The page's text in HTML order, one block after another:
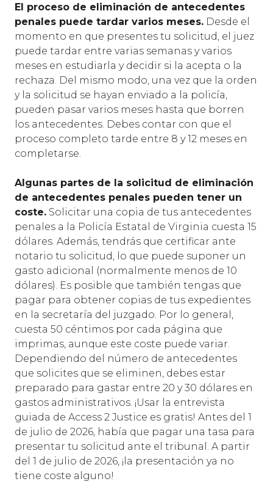
El proceso de eliminación de antecedentes
penales puede tardar varios meses. Desde el
momento en que presentes tu solicitud, el juez
puede tardar entre varias semanas y varios
meses en estudiarla y decidir si la acepta o la
rechaza. Del mismo modo, una vez que la orden
y la solicitud se hayan enviado a la policía,
pueden pasar varios meses hasta que borren
los antecedentes. Debes contar con que el
proceso completo tarde entre 8 y 12 meses en
completarse.
Algunas partes de la solicitud de eliminación
de antecedentes penales pueden tener un
coste. Solicitar una copia de tus antecedentes
penales a la Policía Estatal de Virginia cuesta 15
dólares. Además, tendrás que certificar ante
notario tu solicitud, lo que puede suponer un
gasto adicional (normalmente menos de 10
dólares). Es posible que también tengas que
pagar para obtener copias de tus expedientes
en la secretaría del juzgado. Por lo general,
cuesta 50 céntimos por cada página que
imprimas, aunque este coste puede variar.
Dependiendo del número de antecedentes
que solicites que se eliminen, debes estar
preparado para gastar entre 20 y 30 dólares en
gastos administrativos. ¡Usar la entrevista
guiada de Access 2 Justice es gratis! Antes del 1
de julio de 2026, había que pagar una tasa para
presentar tu solicitud ante el tribunal. A partir
del 1 de julio de 2026, ¡la presentación ya no
tiene coste alguno!